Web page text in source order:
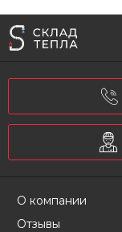
О компании
Отзывы